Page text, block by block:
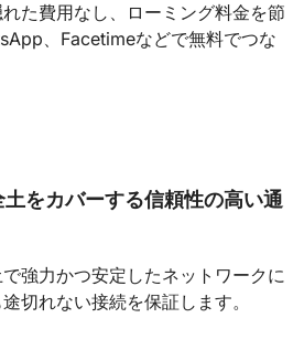
た費用なし、ローミング料金を節
、Facetimeなどで無料でつな
をカバーする信頼性の高い通
強力かつ安定したネットワークに
切れない接続を保証します。